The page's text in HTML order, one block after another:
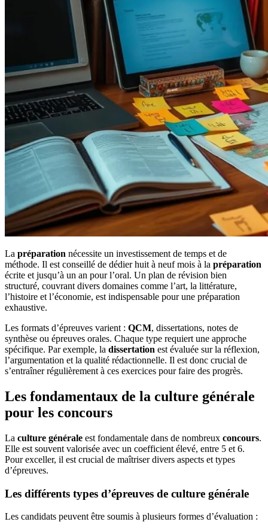
La préparation nécessite un investissement de temps et de
méthode. Il est conseillé de dédier huit à neuf mois à la préparation
écrite et jusqu’à un an pour l’oral. Un plan de révision bien
structuré, couvrant divers domaines comme l’art, la littérature,
l’histoire et l’économie, est indispensable pour une préparation
exhaustive.
Les formats d’épreuves varient : QCM, dissertations, notes de
synthèse ou épreuves orales. Chaque type requiert une approche
spécifique. Par exemple, la dissertation est évaluée sur la réflexion,
l’argumentation et la qualité rédactionnelle. Il est donc crucial de
s’entraîner régulièrement à ces exercices pour faire des progrès.
Les fondamentaux de la culture générale
pour les concours
La culture générale est fondamentale dans de nombreux concours.
Elle est souvent valorisée avec un coefficient élevé, entre 5 et 6.
Pour exceller, il est crucial de maîtriser divers aspects et types
d’épreuves.
Les différents types d’épreuves de culture générale
Les candidats peuvent être soumis à plusieurs formes d’évaluation :